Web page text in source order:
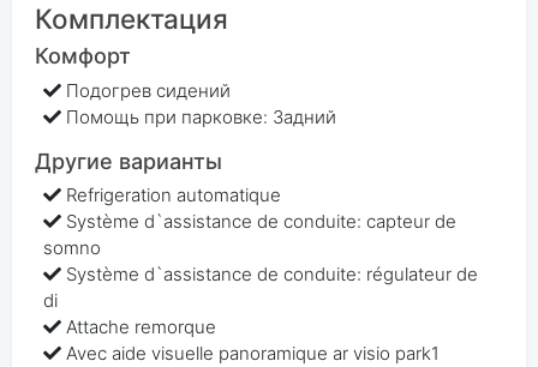
Комплектация
Комфорт
Подогрев сидений
Помощь при парковке: Задний
Другие варианты
Refrigeration automatique
Système d`assistance de conduite: capteur de
somno
Système d`assistance de conduite: régulateur de
di
Attache remorque
Avec aide visuelle panoramique ar visio park1